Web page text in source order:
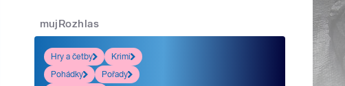
mujRozhlas
Hry a četby
Krimi
Pohádky
Pořady